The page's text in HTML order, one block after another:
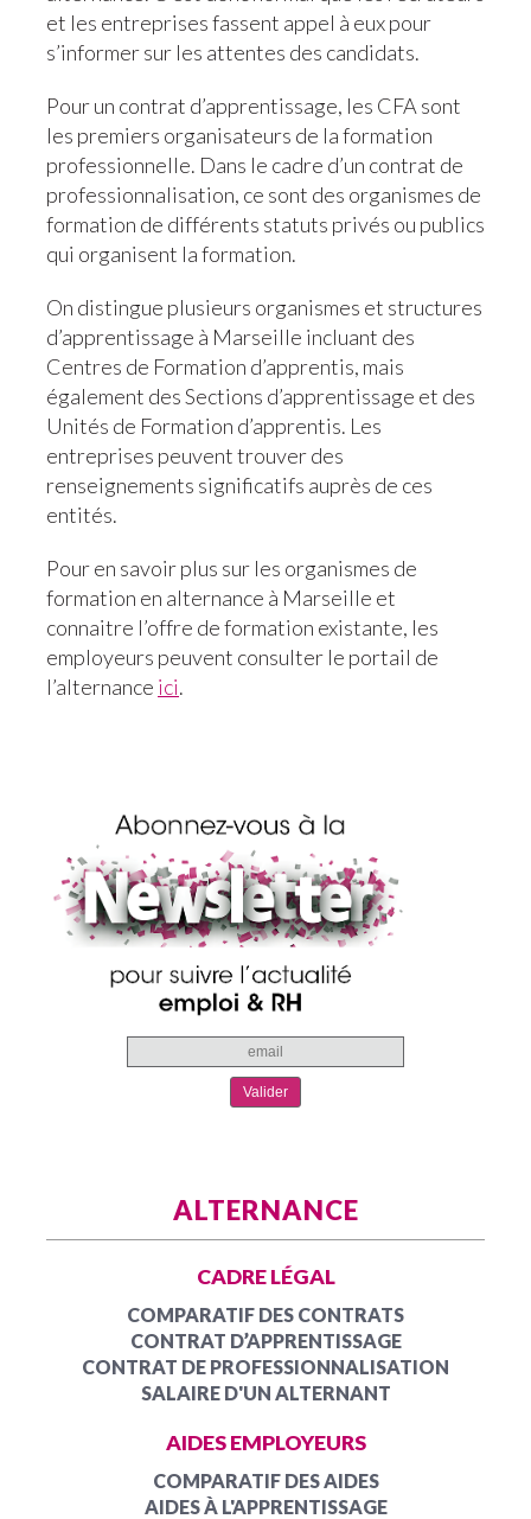
et les entreprises fassent appel à eux pour
s’informer sur les attentes des candidats.
Pour un contrat d’apprentissage, les CFA sont
les premiers organisateurs de la formation
professionnelle. Dans le cadre d’un contrat de
professionnalisation, ce sont des organismes de
formation de différents statuts privés ou publics
qui organisent la formation.
On distingue plusieurs organismes et structures
d’apprentissage à Marseille incluant des
Centres de Formation d’apprentis, mais
également des Sections d’apprentissage et des
Unités de Formation d’apprentis. Les
entreprises peuvent trouver des
renseignements significatifs auprès de ces
entités.
Pour en savoir plus sur les organismes de
formation en alternance à Marseille et
connaitre l’offre de formation existante, les
employeurs peuvent consulter le portail de
l’alternance ici.
ALTERNANCE
CADRE LÉGAL
COMPARATIF DES CONTRATS
CONTRAT D’APPRENTISSAGE
CONTRAT DE PROFESSIONNALISATION
SALAIRE D'UN ALTERNANT
AIDES EMPLOYEURS
COMPARATIF DES AIDES
AIDES À L'APPRENTISSAGE